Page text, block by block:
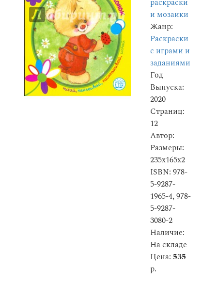
раскраски
и мозаики
Жанр:
Раскраски
с играми и
заданиями
Год
Выпуска:
2020
Страниц:
12
Автор:
Размеры:
235x165x2
ISBN: 978-
5-9287-
1965-4, 978-
5-9287-
3080-2
Наличие:
На складе
Цена: 535
р.